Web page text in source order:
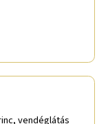
vendéglátás